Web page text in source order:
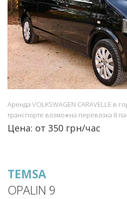
Аренда VOLKSWAGEN CARAVELLE в
транспорте возможна перевозка 8
Цена: от 350 грн/час
TEMSA
OPALIN 9